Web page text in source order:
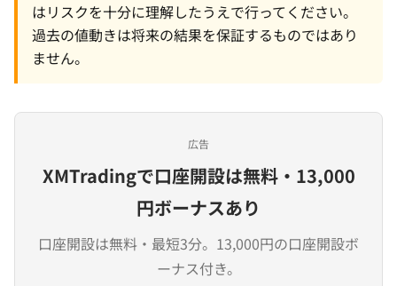
はリスクを十分に理解したうえで行ってください。
過去の値動きは将来の結果を保証するものではあり
ません。
広告
XMTradingで口座開設は無料・13,000
円ボーナスあり
口座開設は無料・最短3分。13,000円の口座開設ボ
ーナス付き。